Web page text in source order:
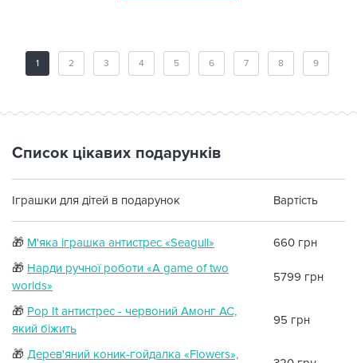
1 2 3 4 5 6 7 8 9
Список цікавих подарунків
Іграшки для дітей в подарунок Вартість
🎁 М'яка іграшка антистрес «Seagull»
660 грн
🎁 Нарди ручної роботи «A game of two
worlds»
5799 грн
🎁 Pop It антистрес - червоний Амонг АС,
який біжить
95 грн
🎁 Дерев'яний коник-гойдалка «Flowers»,